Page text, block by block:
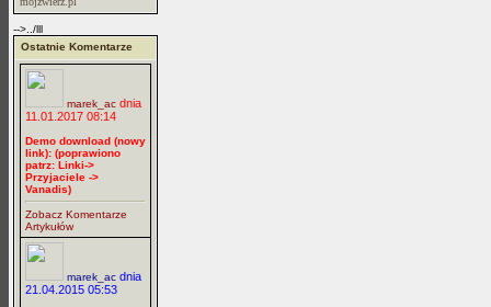
-->../lll
Ostatnie Komentarze
marek_ac dnia
11.01.2017 08:14
Demo download (nowy
link): (poprawiono
patrz: Linki->
Przyjaciele ->
Vanadis)
Zobacz Komentarze
Artykułów
marek_ac dnia
21.04.2015 05:53